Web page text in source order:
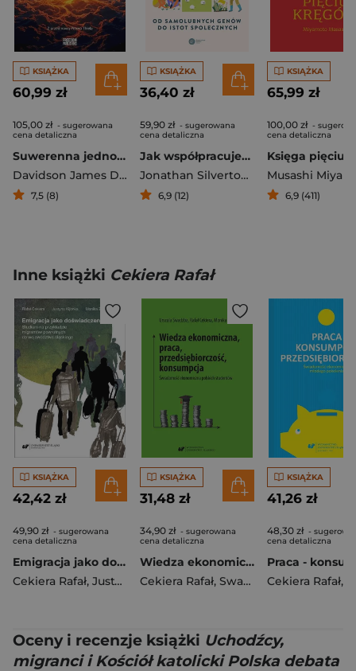
KSIĄŻKA
60,99 zł
105,00 zł - sugerowana
cena detaliczna
Suwerenna jednostka Wolność i sukces w erze informacji
Davidson James Dale
,Rees-Mogg Lord William
7,5 (8)
KSIĄŻKA
36,40 zł
59,90 zł - sugerowana
cena detaliczna
Jak współpracujemy. Od samolubnych genów do istot społecznych
Jonathan Silvertown
6,9 (12)
KSIĄŻKA
65,99 zł
100,00 zł -
cena detaliczna
Musashi
6,9 (411)
Inne książki Cekiera Rafał
KSIĄŻKA
42,42 zł
49,90 zł - sugerowana
cena detaliczna
Emigracja jako doświadczenie
Cekiera Rafał, Justyna Kijonka , Monika Żak
KSIĄŻKA
31,48 zł
34,90 zł - sugerowana
cena detaliczna
Wiedza ekonomiczna, praca, przedsiębiorczość..
Cekiera Rafał, Swadźba Urszula ,
KSIĄŻKA
41,26 zł
48,30 zł -
cena detaliczna
Cekiera Rafał,
Oceny i recenzje książki Uchodźcy,
migranci i Kościół katolicki Polska debata